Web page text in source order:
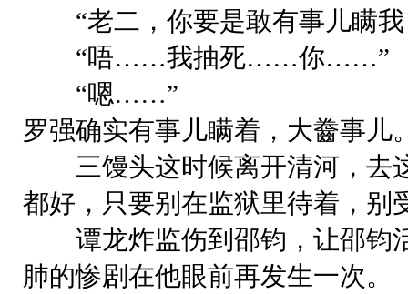
“老二，你要是敢有事儿瞒我
“唔……我抽死……你……”
“嗯……”
罗强确实有事儿瞒着，大齤事儿
三馒头这时候离开清河，去
都好，只要别在监狱里待着，别
谭龙炸监伤到邵钧，让邵钧
肺的惨剧在他眼前再发生一次。